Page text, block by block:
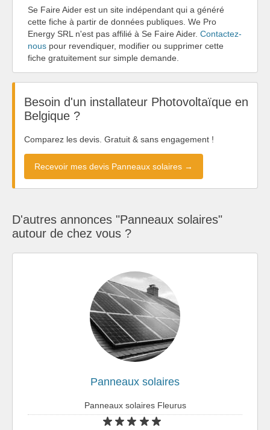
Se Faire Aider est un site indépendant qui a généré
cette fiche à partir de données publiques. We Pro
Energy SRL n'est pas affilié à Se Faire Aider. Contactez-
nous pour revendiquer, modifier ou supprimer cette
fiche gratuitement sur simple demande.
Besoin d'un installateur Photovoltaïque en
Belgique ?
Comparez les devis. Gratuit & sans engagement !
Recevoir mes devis Panneaux solaires →
D'autres annonces "Panneaux solaires"
autour de chez vous ?
Panneaux solaires
Panneaux solaires Fleurus